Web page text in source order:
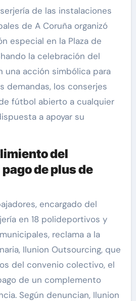
de A Coruña organizó
especial en la Plaza de
la celebración del
una acción simbólica para
demandas, los conserjes
fútbol abierto a cualquier
a apoyar su
del
de plus de
encargado del
en 18 polideportivos y
reclama a la
Ilunion Outsourcing, que
del convenio colectivo, el
de un complemento
Según denuncian, Ilunion